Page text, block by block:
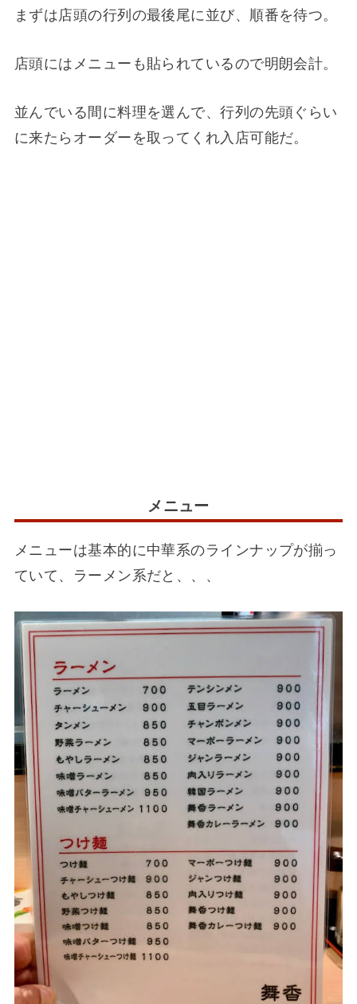
まずは店頭の行列の最後尾に並び、順番を待つ。
店頭にはメニューも貼られているので明朗会計。
並んでいる間に料理を選んで、行列の先頭ぐらい
に来たらオーダーを取ってくれ入店可能だ。
メニュー
メニューは基本的に中華系のラインナップが揃っ
ていて、ラーメン系だと、、、